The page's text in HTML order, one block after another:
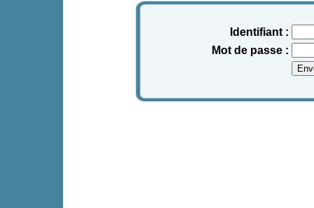
Identifiant :
Mot de passe :